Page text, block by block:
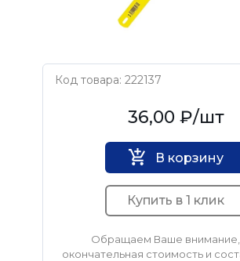
Код товара: 222137
36,00 ₽/шт
В корзину
Купить в 1 клик
Обращаем Ваше внимание,
окончательная стоимость и